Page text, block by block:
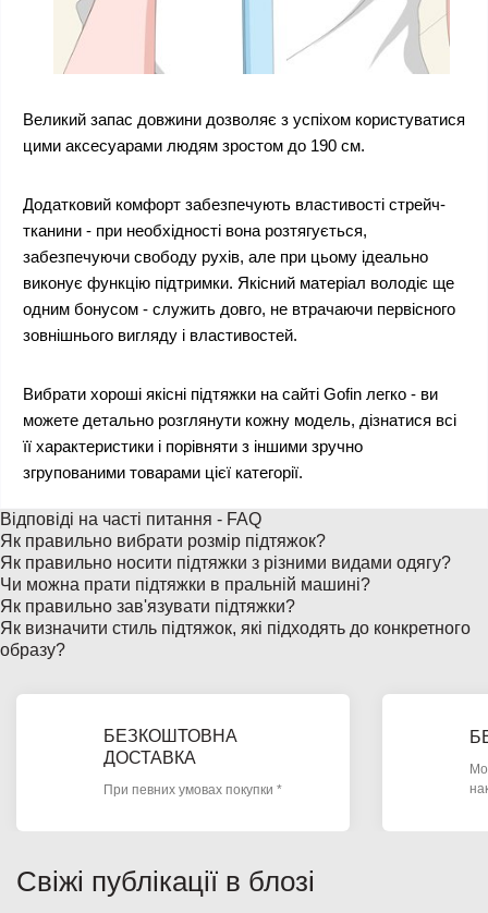
Великий запас довжини дозволяє з успіхом користуватися
цими аксесуарами людям зростом до 190 см.
Додатковий комфорт забезпечують властивості стрейч-
тканини - при необхідності вона розтягується,
забезпечуючи свободу рухів, але при цьому ідеально
виконує функцію підтримки. Якісний матеріал володіє ще
одним бонусом - служить довго, не втрачаючи первісного
зовнішнього вигляду і властивостей.
Вибрати хороші якісні підтяжки на сайті Gofin легко - ви
можете детально розглянути кожну модель, дізнатися всі
її характеристики і порівняти з іншими зручно
згрупованими товарами цієї категорії.
Відповіді на часті питання - FAQ
Як правильно вибрати розмір підтяжок?
Як правильно носити підтяжки з різними видами одягу?
Чи можна прати підтяжки в пральній машині?
Як правильно зав'язувати підтяжки?
Як визначити стиль підтяжок, які підходять до конкретного
образу?
БЕЗКОШТОВНА
ДОСТАВКА
При певних умовах покупки *
Свіжі публікації в блозі